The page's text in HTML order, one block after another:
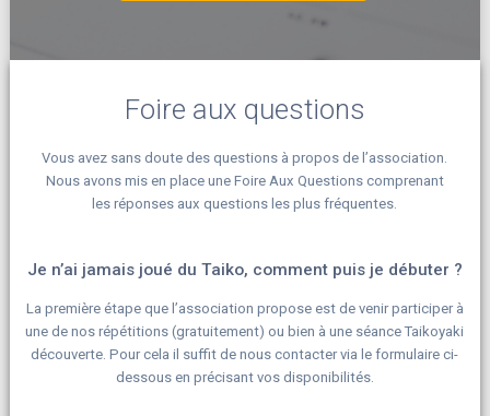
Foire aux questions
Vous avez sans doute des questions à propos de l’association.
Nous avons mis en place une Foire Aux Questions comprenant
les réponses aux questions les plus fréquentes.
Je n’ai jamais joué du Taiko, comment puis je débuter ?
La première étape que l’association propose est de venir participer à
une de nos répétitions (gratuitement) ou bien à une séance Taikoyaki
découverte. Pour cela il suffit de nous contacter via le formulaire ci-
dessous en précisant vos disponibilités.